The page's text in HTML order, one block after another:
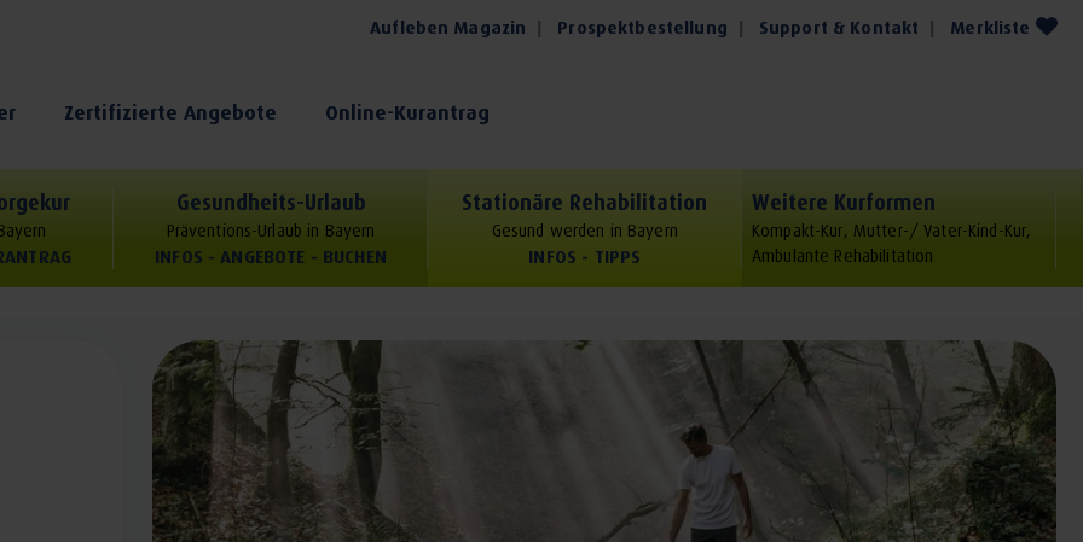
Aufleben Magazin Prospektbestellung Support & Kontakt Merkliste
Zertifizierte Angebote Online-Kurantrag
Gesundheits-Urlaub
Präventions-Urlaub in Bayern
INFOS - ANGEBOTE - BUCHEN
Stationäre Rehabilitation
Gesund werden in Bayern
INFOS - TIPPS
Weitere Kurformen
Kompakt-Kur, Mutter-/ Vater-Kind-Kur,
Ambulante Rehabilitation